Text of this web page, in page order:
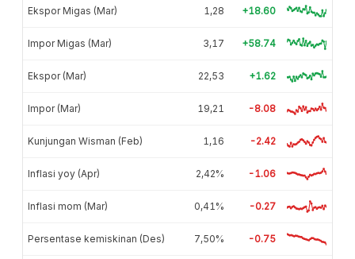
Ekspor Migas (Mar) 1,28 +18.60
Impor Migas (Mar) 3,17 +58.74
Ekspor (Mar) 22,53 +1.62
Impor (Mar) 19,21 -8.08
Kunjungan Wisman (Feb) 1,16 -2.42
Inflasi yoy (Apr) 2,42% -1.06
Inflasi mom (Mar) 0,41% -0.27
Persentase kemiskinan (Des) 7,50% -0.75